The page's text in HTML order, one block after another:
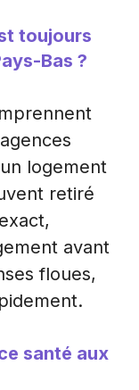
toujours
Bas ?
logement
retiré
avant
floues,
santé aux